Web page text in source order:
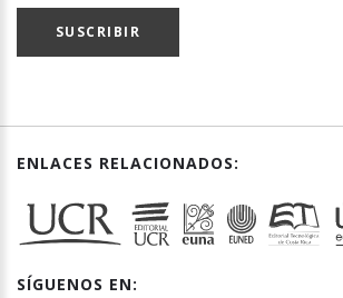
SUSCRIBIR
ENLACES RELACIONADOS:
SÍGUENOS EN: